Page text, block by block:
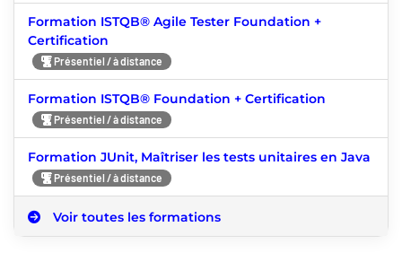
Formation ISTQB® Agile Tester Foundation +
Certification
Présentiel / à distance
Formation ISTQB® Foundation + Certification
Présentiel / à distance
Formation JUnit, Maîtriser les tests unitaires en Java
Présentiel / à distance
Voir toutes les formations